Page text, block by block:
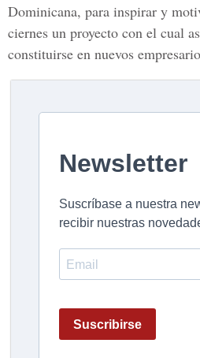
Dominicana, para inspirar y
ciernes un proyecto con el cual
constituirse en nuevos